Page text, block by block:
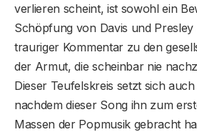
verlieren scheint, ist sowohl ein
Schöpfung von Davis und Presley
trauriger Kommentar zu den
der Armut, die scheinbar nie
Dieser Teufelskreis setzt sich
nachdem dieser Song ihn zum
Massen der Popmusik gebracht